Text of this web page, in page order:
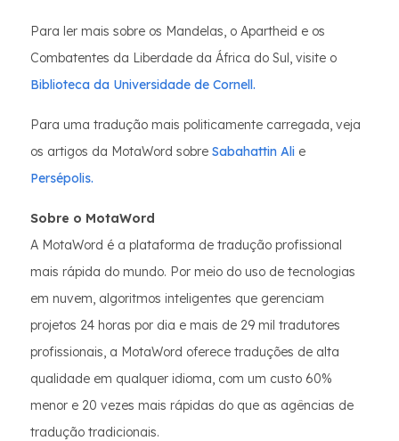
Para ler mais sobre os Mandelas, o Apartheid e os
Combatentes da Liberdade da África do Sul, visite o
Biblioteca da Universidade de Cornell.
Para uma tradução mais politicamente carregada, veja
os artigos da MotaWord sobre Sabahattin Ali e
Persépolis.
Sobre o MotaWord
A MotaWord é a plataforma de tradução profissional
mais rápida do mundo. Por meio do uso de tecnologias
em nuvem, algoritmos inteligentes que gerenciam
projetos 24 horas por dia e mais de 29 mil tradutores
profissionais, a MotaWord oferece traduções de alta
qualidade em qualquer idioma, com um custo 60%
menor e 20 vezes mais rápidas do que as agências de
tradução tradicionais.